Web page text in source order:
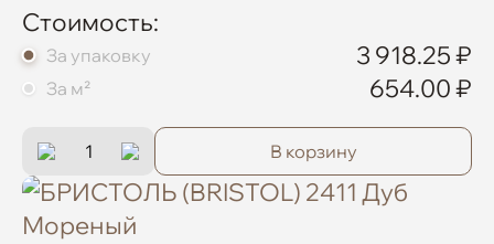
Стоимость:
За упаковку 3 918.25 ₽
За м² 654.00 ₽
В корзину